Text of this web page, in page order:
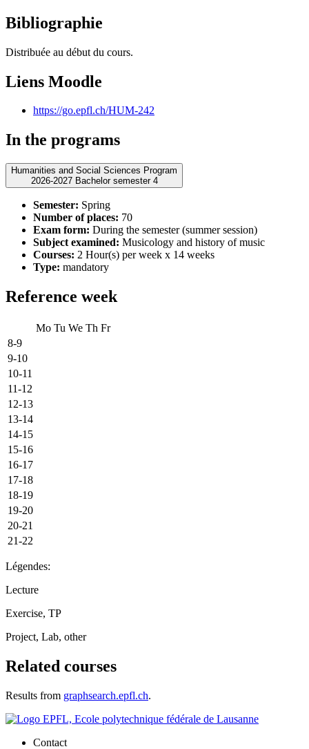
Bibliographie
Distribuée au début du cours.
Liens Moodle
https://go.epfl.ch/HUM-242
In the programs
Humanities and Social Sciences Program
2026-2027 Bachelor semester 4
Semester: Spring
Number of places: 70
Exam form: During the semester (summer session)
Subject examined: Musicology and history of music
Courses: 2 Hour(s) per week x 14 weeks
Type: mandatory
Reference week
Mo Tu We Th Fr
8-9
9-10
10-11
11-12
12-13
13-14
14-15
15-16
16-17
17-18
18-19
19-20
20-21
21-22
Légendes:
Lecture
Exercise, TP
Project, Lab, other
Related courses
Results from graphsearch.epfl.ch.
Contact